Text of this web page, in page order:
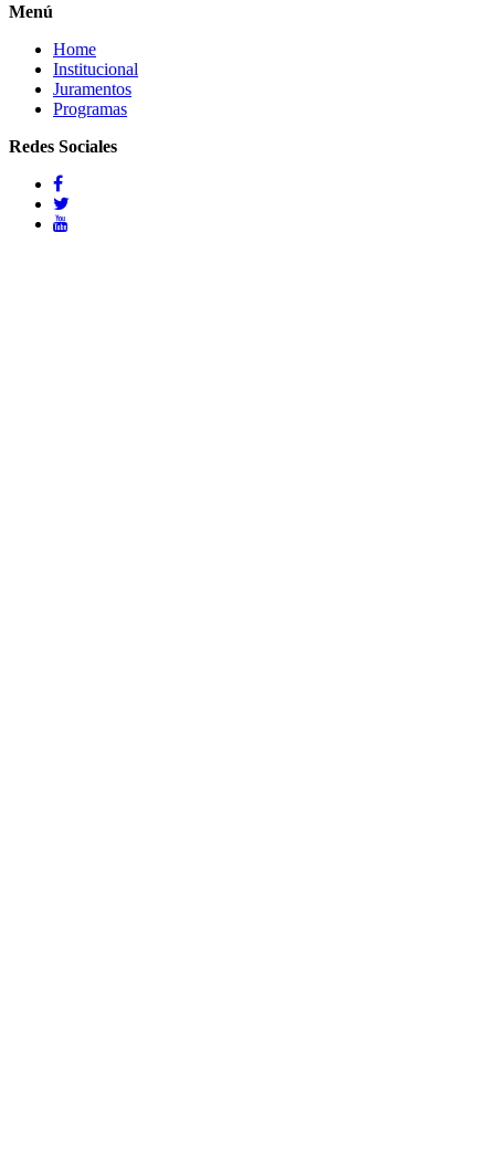
Menú
Home
Institucional
Juramentos
Programas
Redes Sociales